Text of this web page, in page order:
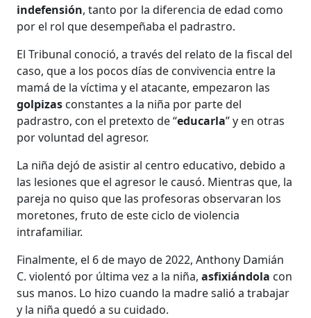
indefensión, tanto por la diferencia de edad como
por el rol que desempeñaba el padrastro.
El Tribunal conoció, a través del relato de la fiscal del
caso, que a los pocos días de convivencia entre la
mamá de la víctima y el atacante, empezaron las
golpizas constantes a la niña por parte del
padrastro, con el pretexto de “educarla” y en otras
por voluntad del agresor.
La niña dejó de asistir al centro educativo, debido a
las lesiones que el agresor le causó. Mientras que, la
pareja no quiso que las profesoras observaran los
moretones, fruto de este ciclo de violencia
intrafamiliar.
Finalmente, el 6 de mayo de 2022, Anthony Damián
C. violentó por última vez a la niña,asfixiándola con
sus manos. Lo hizo cuando la madre salió a trabajar
y la niña quedó a su cuidado.